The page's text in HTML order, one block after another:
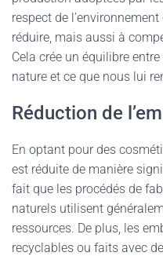
respect de
réduire, mais aussi à
Cela crée un équilibre
nature et ce que nous lui
Réduction de
En optant pour des
est réduite de manière
fait que les procédés de
naturels utilisent
ressources. De plus, les
recyclables ou faits avec